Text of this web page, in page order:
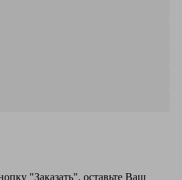
"Заказать", оставьте Ваш